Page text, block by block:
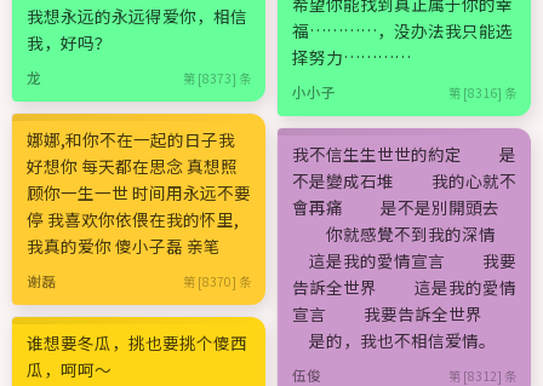
我想永远的永远得爱你，相信
我，好吗？
龙 第 [8373] 条
娜娜,和你不在一起的日子我
好想你 每天都在思念 真想照
顾你一生一世 时间用永远不要
停 我喜欢你依偎在我的怀里,
我真的爱你 傻小子磊 亲笔
谢磊 第 [8370] 条
谁想要冬瓜，挑也要挑个傻西
瓜，呵呵～
福…………，没办法我只能选
择努力…………
小小子 第 [8316] 条
我不信生生世世的約定 是
不是變成石堆 我的心就不
會再痛 是不是別開頭去
你就感覺不到我的深情
這是我的愛情宣言 我要
告訴全世界 這是我的愛情
宣言 我要告訴全世界
是的，我也不相信爱情。
伍俊 第 [8312] 条